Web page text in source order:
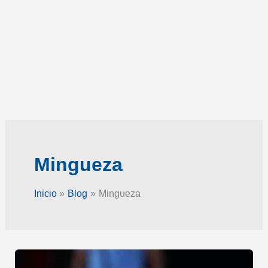
Mingueza
Inicio Blog Mingueza